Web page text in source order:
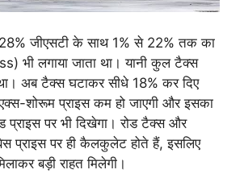
28% जीएसटी के साथ 1% से 22% तक का
भी लगाया जाता था। यानी कुल टैक्स
अब टैक्स घटाकर सीधे 18% कर दिए
शोरूम प्राइस कम हो जाएगी और इसका
पर भी दिखेगा। रोड टैक्स और
प्राइस पर ही कैलकुलेट होते हैं, इसलिए
बड़ी राहत मिलेगी।